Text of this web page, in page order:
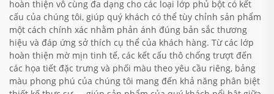
hoàn thiện vô cùng đa dạng cho các loại lớp phủ bột có kết
cấu của chúng tôi, giúp quý khách có thể tùy chỉnh sản phẩm
một cách chính xác nhằm phản ánh đúng bản sắc thương
hiệu và đáp ứng sở thích cụ thể của khách hàng. Từ các lớp
hoàn thiện mờ mịn tinh tế, các kết cấu thô chống trượt đến
các họa tiết đặc trưng và phối màu theo yêu cầu riêng, bảng
màu phong phú của chúng tôi mang đến khả năng phân biệt